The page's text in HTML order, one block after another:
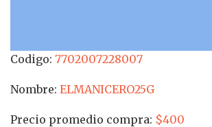
Codigo: 7702007228007
Nombre: ELMANICERO25G
Precio promedio compra: $400